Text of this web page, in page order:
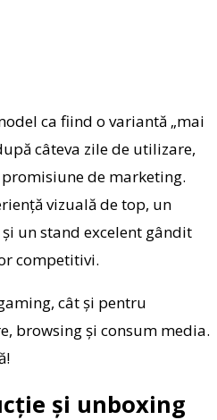
ca fiind o variantă „mai
câteva zile de utilizare,
de marketing.
vizuală de top, un
un stand excelent gândit
competitivi.
cât și pentru
browsing și consum media.
și unboxing